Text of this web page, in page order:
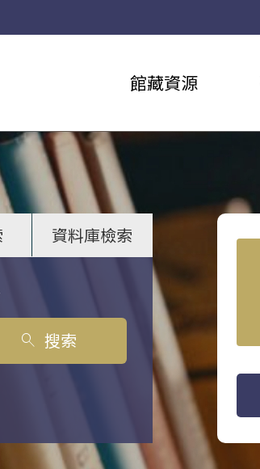
館藏資源
資料庫檢索
search 搜索